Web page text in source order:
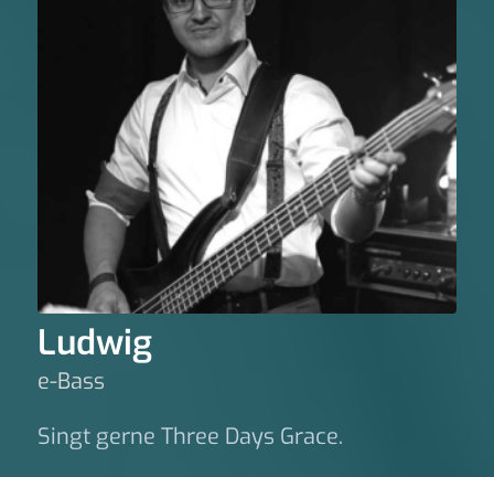
Ludwig
e-Bass
Singt gerne Three Days Grace.